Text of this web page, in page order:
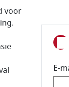
voor
E-